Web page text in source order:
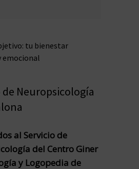
tu bienestar
emocional
de Neuropsicología
al Servicio de
del Centro Giner
y Logopedia de